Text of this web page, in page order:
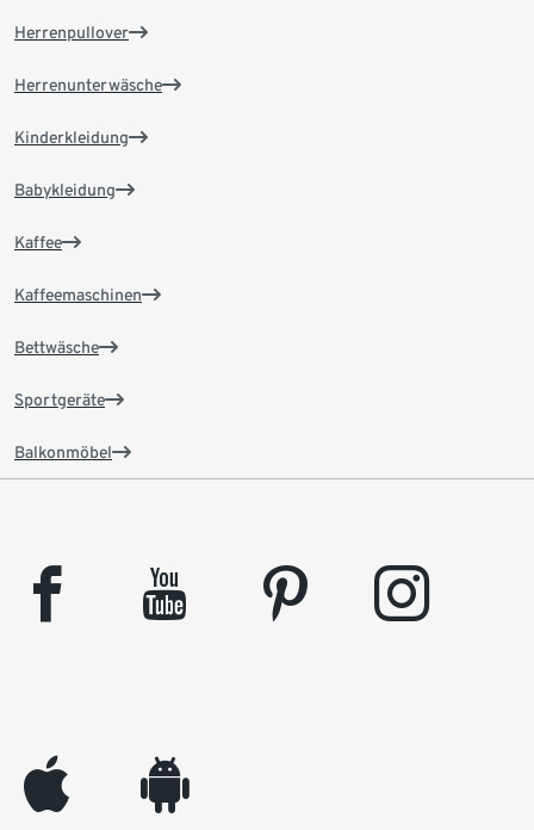
Herrenpullover
Herrenunterwäsche
Kinderkleidung
Babykleidung
Kaffee
Kaffeemaschinen
Bettwäsche
Sportgeräte
Balkonmöbel
facebook youtube pinterest instagram
appleinc android